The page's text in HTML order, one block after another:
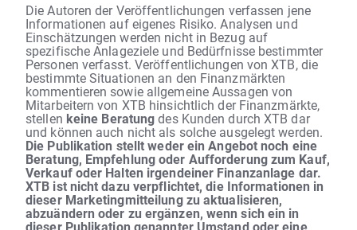
Die Autoren der Veröffentlichungen verfassen jene
Informationen auf eigenes Risiko. Analysen und
Einschätzungen werden nicht in Bezug auf
spezifische Anlageziele und Bedürfnisse bestimmter
Personen verfasst. Veröffentlichungen von XTB, die
bestimmte Situationen an den Finanzmärkten
kommentieren sowie allgemeine Aussagen von
Mitarbeitern von XTB hinsichtlich der Finanzmärkte,
stellen keine Beratungdes Kunden durch XTB dar
und können auch nicht als solche ausgelegt werden.
Die Publikation stellt weder ein Angebot noch eine
Beratung, Empfehlung oder Aufforderung zum Kauf,
Verkauf oder Halten irgendeiner Finanzanlage dar.
XTB ist nicht dazu verpflichtet, die Informationen in
dieser Marketingmitteilung zu aktualisieren,
abzuändern oder zu ergänzen, wenn sich ein in
dieser Publikation genannter Umstand oder eine